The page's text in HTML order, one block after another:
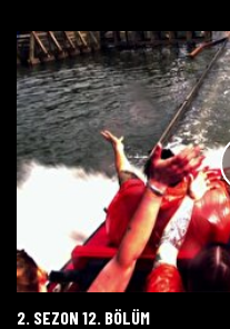
2. SEZON 12. BÖLÜM